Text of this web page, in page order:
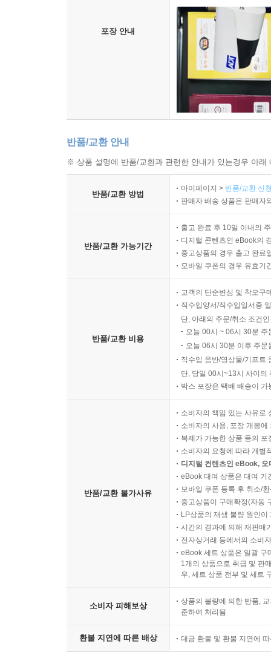
포장 안내
반품/교환 안내
※ 상품 설명에 반품/교환과 관련한 안내가 있는경우 아
반품/교환 방법
마이페이지 > 반품/교환 신
판매자 배송 상품은 판매자
반품/교환 가능기간
출고 완료 후 10일 이내의
디지털 콘텐츠인 eBook의
중고상품의 경우 출고 완료
모바일 쿠폰의 경우 유효기
반품/교환 비용
고객의 단순변심 및 착오구
직수입양서/직수입일서중
단, 아래의 주문/취소 조건
오늘 00시 ~ 06시 30분
오늘 06시 30분 이후 주
직수입 음반/영상물/기프트
단, 당일 00시~13시 사이의
박스 포장은 택배 배송이
반품/교환 불가사유
소비자의 책임 있는 사유로
소비자의 사용, 포장 개봉
복제가 가능한 상품 등의
소비자의 요청에 따라 개별
디지털 컨텐츠인 eBook,
eBook 대여 상품은 대여 기
모바일 쿠폰 등록 후 취소/
중고상품이 구매확정(자동
LP상품의 재생 불량 원인
시간의 경과에 의해 재판매
전자상거래 등에서의 소비
eBook 세트 상품은 일괄 구
1개의 상품으로 취급 및 판
우, 세트 상품 전부 및 세트
소비자 피해보상
상품의 불량에 의한 반품,
준하여 처리됨
환불 지연에 따른 배상 대금 환불 및 환불 지연에